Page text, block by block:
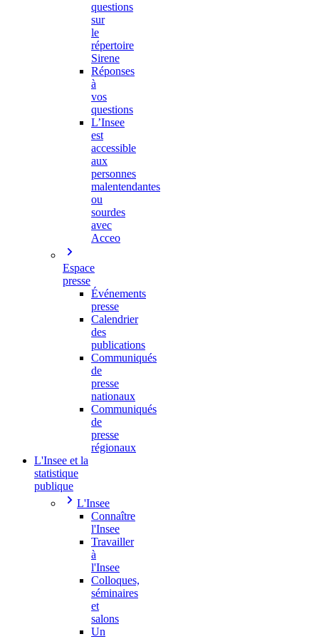
questions
sur
le
répertoire
Sirene
Réponses
à
vos
questions
L’Insee
est
accessible
aux
personnes
malentendantes
ou
sourdes
avec
Acceo
Espace
presse
Événements
presse
Calendrier
des
publications
Communiqués
de
presse
nationaux
Communiqués
de
presse
régionaux
L'Insee et la
statistique
publique
L'Insee
Connaître
l'Insee
Travailler
à
l'Insee
Colloques,
séminaires
et
salons
Un